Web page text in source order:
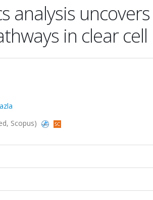
uncovers
in clear cell
Scopus)